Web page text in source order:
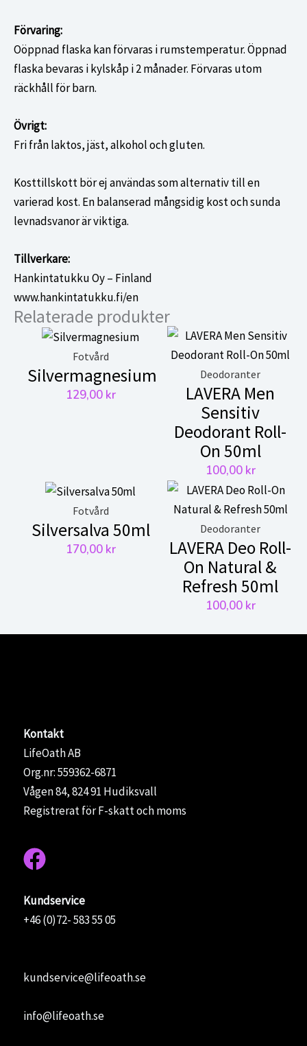
Förvaring:
Oöppnad flaska kan förvaras i rumstemperatur. Öppnad
flaska bevaras i kylskåp i 2 månader. Förvaras utom
räckhåll för barn.
Övrigt:
Fri från laktos, jäst, alkohol och gluten.
Kosttillskott bör ej användas som alternativ till en
varierad kost. En balanserad mångsidig kost och sunda
levnadsvanor är viktiga.
Tillverkare:
Hankintatukku Oy – Finland
www.hankintatukku.fi/en
Relaterade produkter
Fotvård
Silvermagnesium
129,00 kr
Deodoranter
LAVERA Men
Sensitiv
Deodorant Roll-
On 50ml
100,00 kr
Fotvård
Silversalva 50ml
170,00 kr
Deodoranter
LAVERA Deo Roll-
On Natural &
Refresh 50ml
100,00 kr
Kontakt
LifeOath AB
Org.nr: 559362-6871
Vågen 84, 824 91 Hudiksvall
Registrerat för F-skatt och moms
Kundservice
+46 (0)72- 583 55 05
kundservice@lifeoath.se
info@lifeoath.se